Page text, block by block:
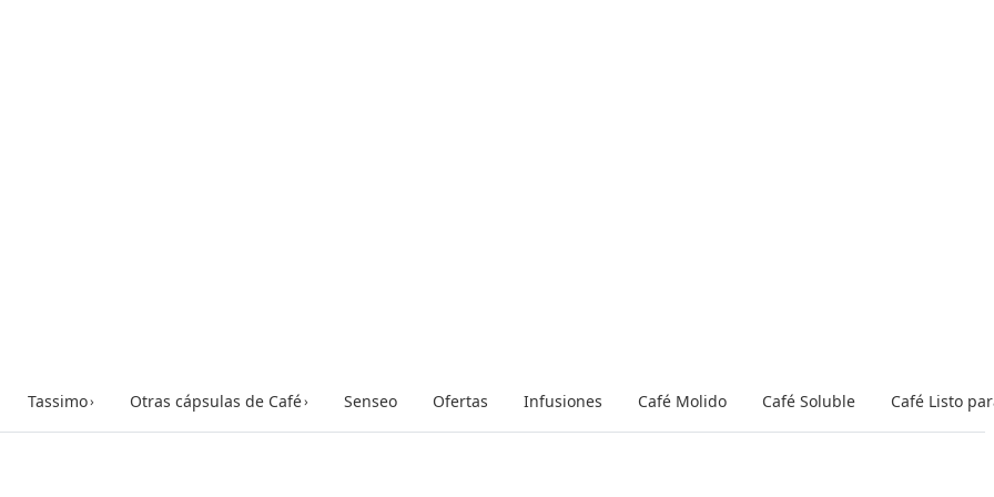
Tassimo› Otras cápsulas de Café› Senseo Ofertas Infusiones Café Molido Café Soluble Café Listo